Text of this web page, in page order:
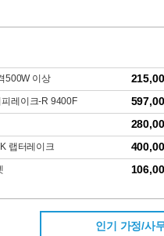
500W 이상
레이크-R 9400F
랩터레이크
인기 가정/사